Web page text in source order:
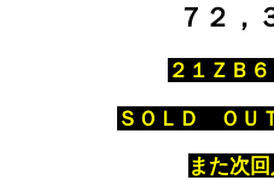
７２，
２１ＺＢ
ＳＯＬＤ ＯＵ
また次